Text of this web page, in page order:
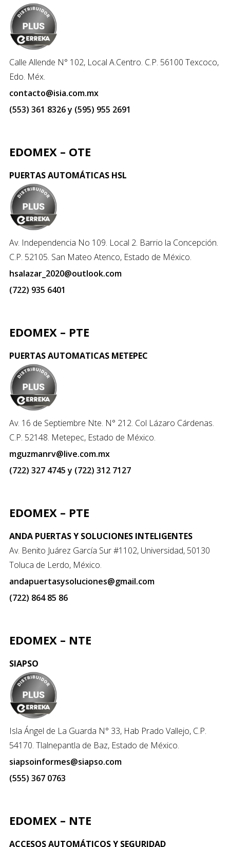
Calle Allende N° 102, Local A.Centro. C.P. 56100 Texcoco,
Edo. Méx.
contacto@isia.com.mx
(553) 361 8326 y (595) 955 2691
EDOMEX – OTE
PUERTAS AUTOMÁTICAS HSL
Av. Independencia No 109. Local 2. Barrio la Concepción.
C.P. 52105. San Mateo Atenco, Estado de México.
hsalazar_2020@outlook.com
(722) 935 6401
EDOMEX – PTE
PUERTAS AUTOMATICAS METEPEC
Av. 16 de Septiembre Nte. N° 212. Col Lázaro Cárdenas.
C.P. 52148. Metepec, Estado de México.
mguzmanrv@live.com.mx
(722) 327 4745 y (722) 312 7127
EDOMEX – PTE
ANDA PUERTAS Y SOLUCIONES INTELIGENTES
Av. Benito Juárez García Sur #1102, Universidad, 50130
Toluca de Lerdo, México.
andapuertasysoluciones@gmail.com
(722) 864 85 86
EDOMEX – NTE
SIAPSO
Isla Ángel de La Guarda N° 33, Hab Prado Vallejo, C.P.
54170. Tlalnepantla de Baz, Estado de México.
siapsoinformes@siapso.com
(555) 367 0763
EDOMEX – NTE
ACCESOS AUTOMÁTICOS Y SEGURIDAD